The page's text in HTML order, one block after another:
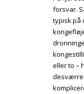
forsvar.
typisk på
eller to –
desværre